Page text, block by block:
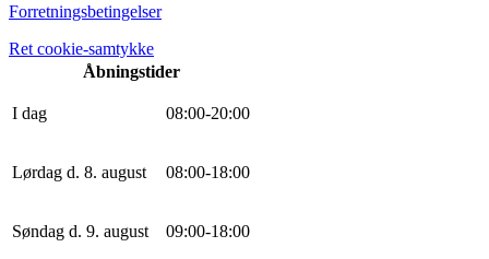
Forretningsbetingelser
Ret cookie-samtykke
Åbningstider
I dag 08:00-20:00
Lørdag d. 8. august 08:00-18:00
Søndag d. 9. august 09:00-18:00